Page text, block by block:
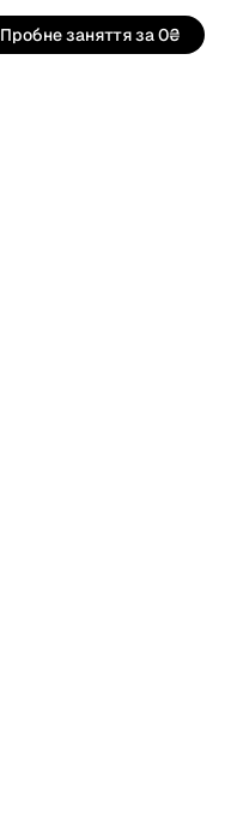
Пробне заняття за 0₴